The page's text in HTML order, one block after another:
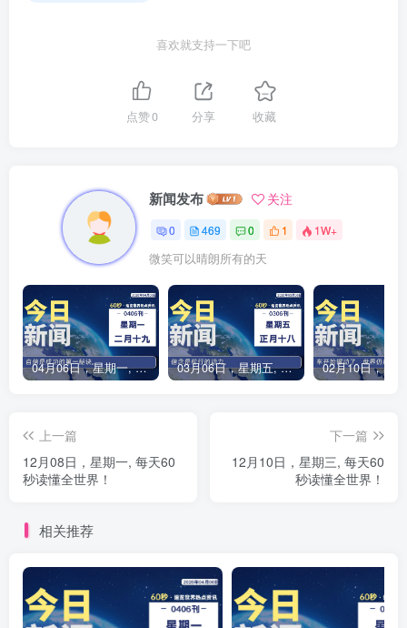
喜欢就支持一下吧
点赞0 分享 收藏
新闻发布 关注
0 469 0 1 1W+
微笑可以晴朗所有的天
04月06日，星期一, 每天60秒读懂全世界！ 03月06日，星期五, 每天60秒读懂全世界！
上一篇
12月08日，星期一, 每天60
秒读懂全世界！
下一篇
12月10日，星期三, 每天60
秒读懂全世界！
相关推荐